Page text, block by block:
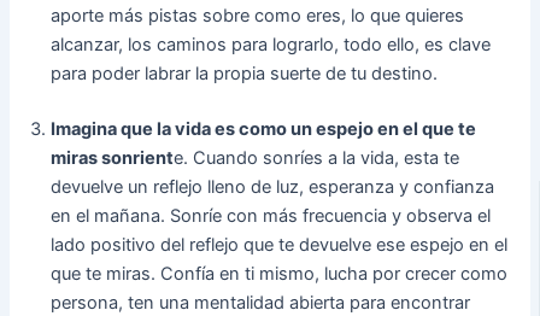
aporte más pistas sobre como eres, lo que quieres
alcanzar, los caminos para lograrlo, todo ello, es clave
para poder labrar la propia suerte de tu destino.
Imagina que la vida es como un espejo en el que te
miras sonriente. Cuando sonríes a la vida, esta te
devuelve un reflejo lleno de luz, esperanza y confianza
en el mañana. Sonríe con más frecuencia y observa el
lado positivo del reflejo que te devuelve ese espejo en el
que te miras. Confía en ti mismo, lucha por crecer como
persona, ten una mentalidad abierta para encontrar